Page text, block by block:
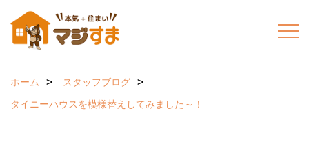
ホーム
スタッフブログ
タイニーハウスを模様替えしてみました～！